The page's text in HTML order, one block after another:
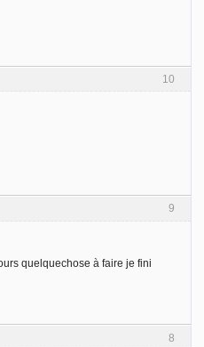
10
9
quelquechose à faire je fini
8